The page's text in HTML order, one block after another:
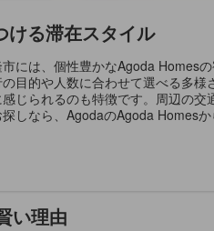
る滞在スタイル
には、個性豊かなAgoda Homes
目的や人数に合わせて選べる多
じられるのも特徴です。周辺の
しなら、AgodaのAgoda Homesか
い理由